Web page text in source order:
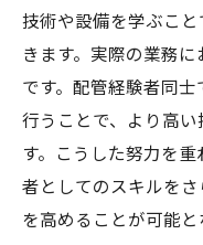
技術や設備を学ぶこ
きます。実際の業務
です。配管経験者同
行うことで、より高
す。こうした努力を
者としてのスキルを
を高めることが可能と